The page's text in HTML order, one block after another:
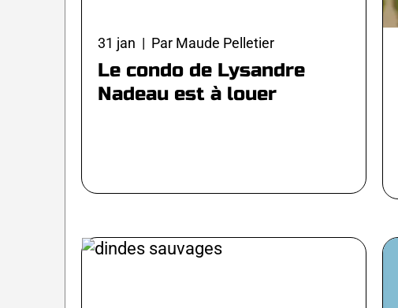
31 jan | Par Maude Pelletier
Le condo de Lysandre
Nadeau est à louer